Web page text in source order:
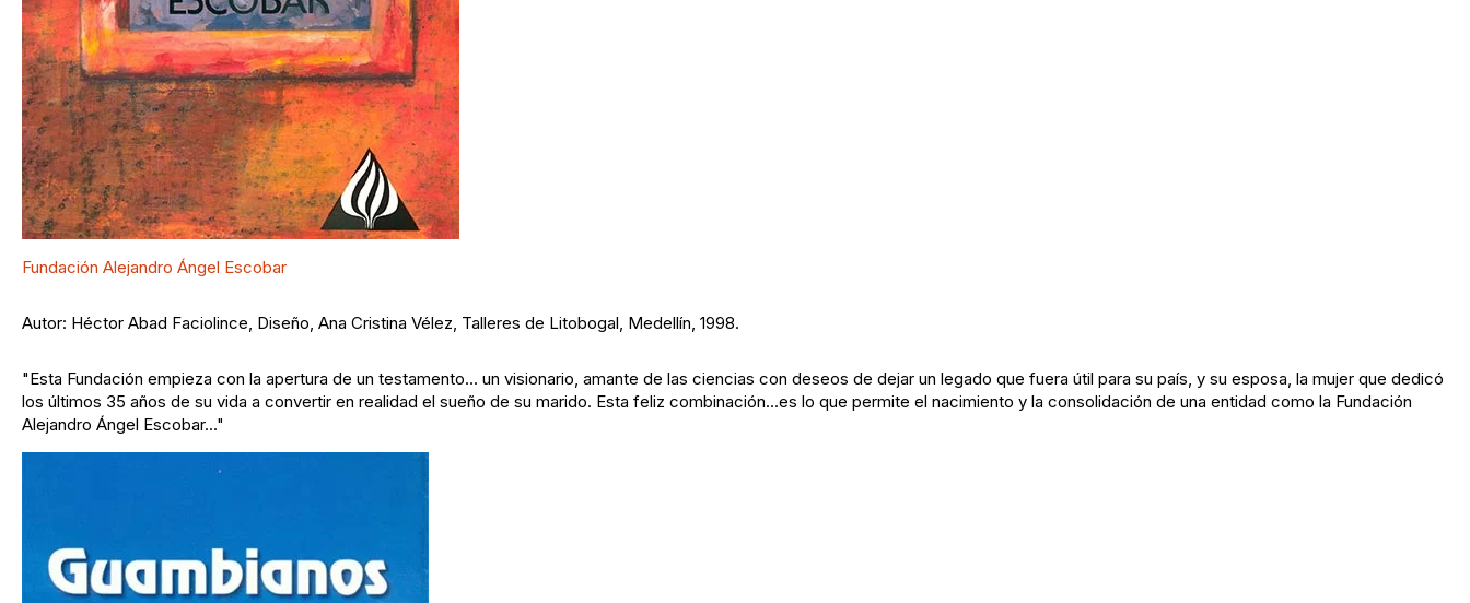
Fundación Alejandro Ángel Escobar
Autor: Héctor Abad Faciolince, Diseño, Ana Cristina Vélez, Talleres de Litobogal, Medellín, 1998.
"Esta Fundación empieza con la apertura de un testamento... un visionario, amante de las ciencias con deseos de dejar un legado que fuera útil para su país, y su esposa, la mujer que dedicó
los últimos 35 años de su vida a convertir en realidad el sueño de su marido. Esta feliz combinación...es lo que permite el nacimiento y la consolidación de una entidad como la Fundación
Alejandro Ángel Escobar..."